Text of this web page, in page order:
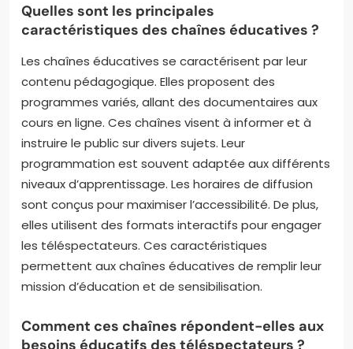
Quelles sont les principales
caractéristiques des chaînes éducatives ?
Les chaînes éducatives se caractérisent par leur
contenu pédagogique. Elles proposent des
programmes variés, allant des documentaires aux
cours en ligne. Ces chaînes visent à informer et à
instruire le public sur divers sujets. Leur
programmation est souvent adaptée aux différents
niveaux d’apprentissage. Les horaires de diffusion
sont conçus pour maximiser l’accessibilité. De plus,
elles utilisent des formats interactifs pour engager
les téléspectateurs. Ces caractéristiques
permettent aux chaînes éducatives de remplir leur
mission d’éducation et de sensibilisation.
Comment ces chaînes répondent-elles aux
besoins éducatifs des téléspectateurs ?